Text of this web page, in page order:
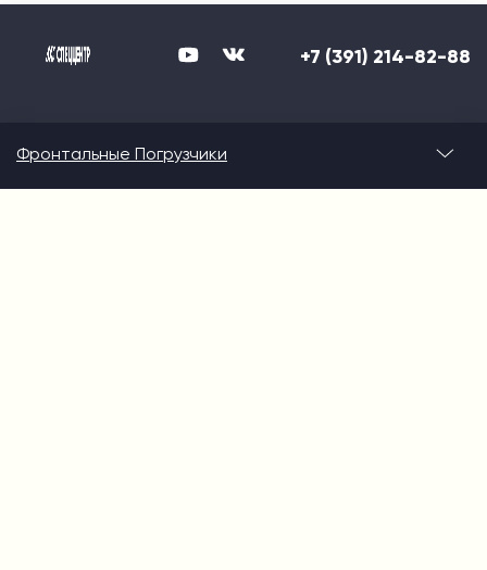
+7 (391) 214-82-88
Фронтальные Погрузчики